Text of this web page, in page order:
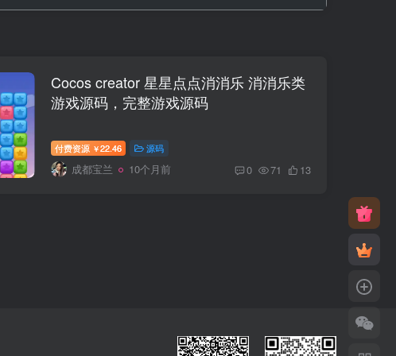
Cocos creator 星星点点消消乐 消消乐类
游戏源码，完整游戏源码
付费资源 ￥22.46 源码
成都宝兰 10个月前 0 71 13